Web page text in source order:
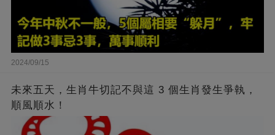
2024/09/15
未來五天，生肖牛切記不與這 3 個生肖發生爭執，
順風順水！